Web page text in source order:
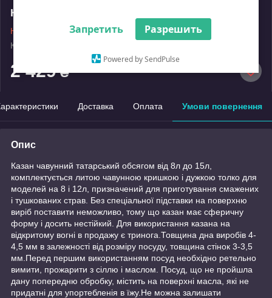
Запретить Разрешить
Powered by SendPulse
Казан чавунний татарський 12л
Немає в наявності
Код: 2123-12
2 429₴
Доставка Оплата Умови повернення
Опис
Казан чавунний татарський обсягом від 8л до 15л,
комплектується литою чавунною кришкою і дужкою толко для
моделей на 8 і 12л, призначений для приготування смажених
і тушкованих страв. Без спеціальної підставки на поверхню
виріб поставити неможливо, тому що казан має сферичну
форму і досить нестійкий. Для використання казана на
відкритому вогні в продажу є тринога.Товщина дна виробів 4-
4,5 мм в залежності від розміру посуду, товщина стінок 3-3,5
мм.Перед першим використанням посуд необхідно ретельно
вимити, прожарити з сіллю і маслом. Посуд, що не пройшла
дану попередню обробку, містить на поверхні масла, які не
придатні для упортебленія в їжу.Не можна залишати